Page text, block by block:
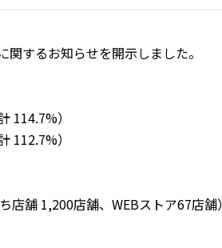
するお知らせを開示しました。
）
）
1,200店舗、WEBストア67店舗）